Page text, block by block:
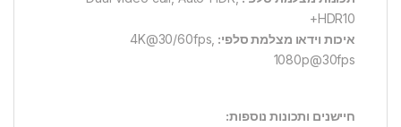
HDR10+
איכות וידאו מצלמת סלפי: 4K@30/60fps,
1080p@30fps
חיישנים ותכונות נוספות: